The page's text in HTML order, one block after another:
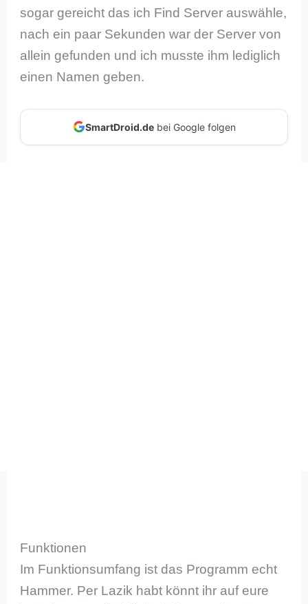
sogar gereicht das ich Find Server auswähle,
nach ein paar Sekunden war der Server von
allein gefunden und ich musste ihm lediglich
einen Namen geben.
SmartDroid.debei Google folgen
Funktionen
Im Funktionsumfang ist das Programm echt
Hammer. Per Lazik habt könnt ihr auf eure